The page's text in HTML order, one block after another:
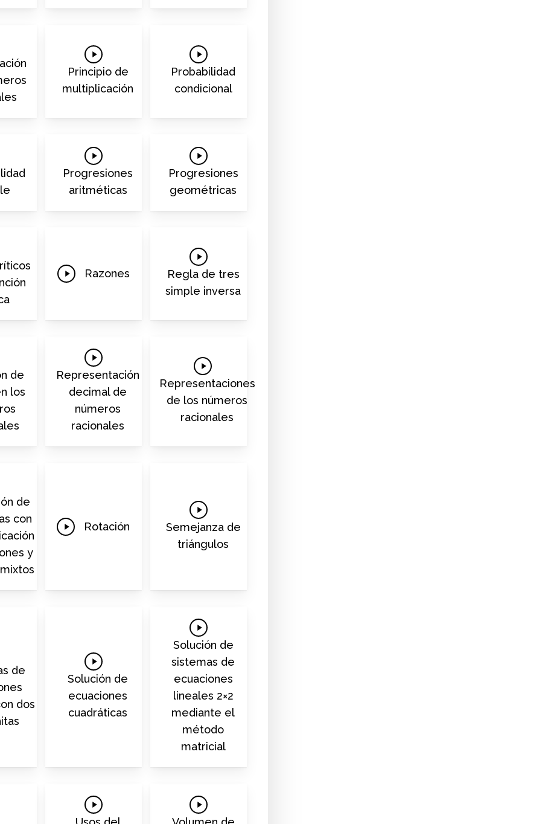
Play
Video
Principio de
multiplicación
Play
Video
Probabilidad
condicional
Play
Video
Progresiones
aritméticas
Play
Video
Progresiones
geométricas
Play
Razones
Play
Video
Regla de tres
simple inversa
de
los
Play
Video
Representación
decimal de
números
racionales
Play
Video
Representaciones
de los números
racionales
de
con
y
Play
Rotación
Play
Video
Semejanza de
triángulos
de
dos
Play
Video
Solución de
ecuaciones
cuadráticas
Play
Video
Solución de
sistemas de
ecuaciones
lineales 2×2
mediante el
método
matricial
Play
Video
Play
Video